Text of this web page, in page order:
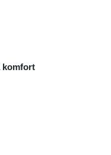
komfort